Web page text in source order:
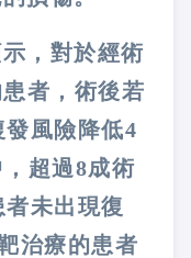
，對於經術
者，術後若
風險降低4
超過8成術
未出現復
治療的患者